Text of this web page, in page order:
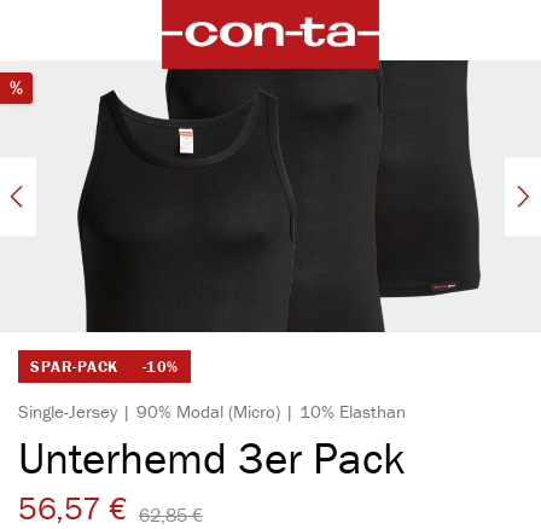
Bildergalerie überspringen
%Rabatt
SPAR-PACK -10%
Single-Jersey | 90% Modal (Micro) | 10% Elasthan
Unterhemd 3er Pack
56,57 € 62,85 €​